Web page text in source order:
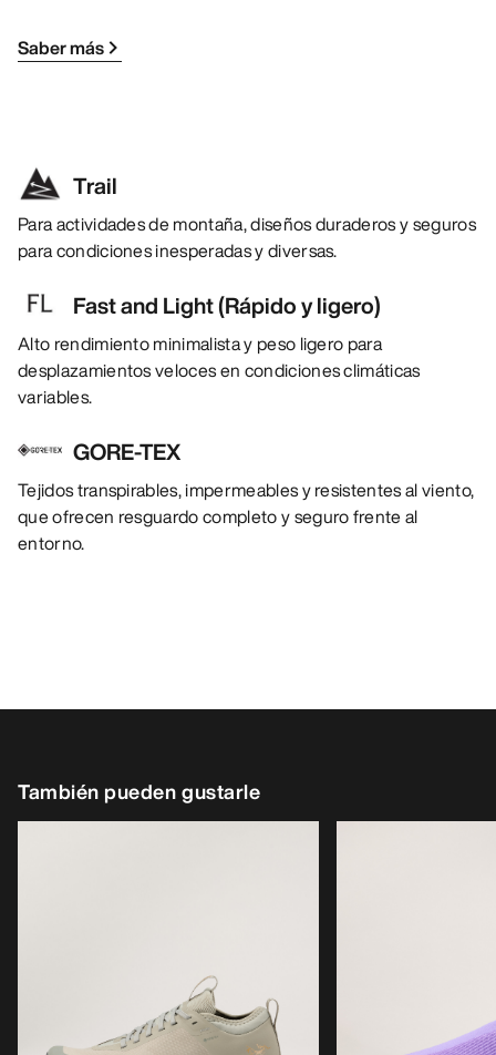
Saber más
Trail
Para actividades de montaña, diseños duraderos y seguros
para condiciones inesperadas y diversas.
Fast and Light (Rápido y ligero)
Alto rendimiento minimalista y peso ligero para
desplazamientos veloces en condiciones climáticas
variables.
GORE-TEX
Tejidos transpirables, impermeables y resistentes al viento,
que ofrecen resguardo completo y seguro frente al
entorno.
También pueden gustarle